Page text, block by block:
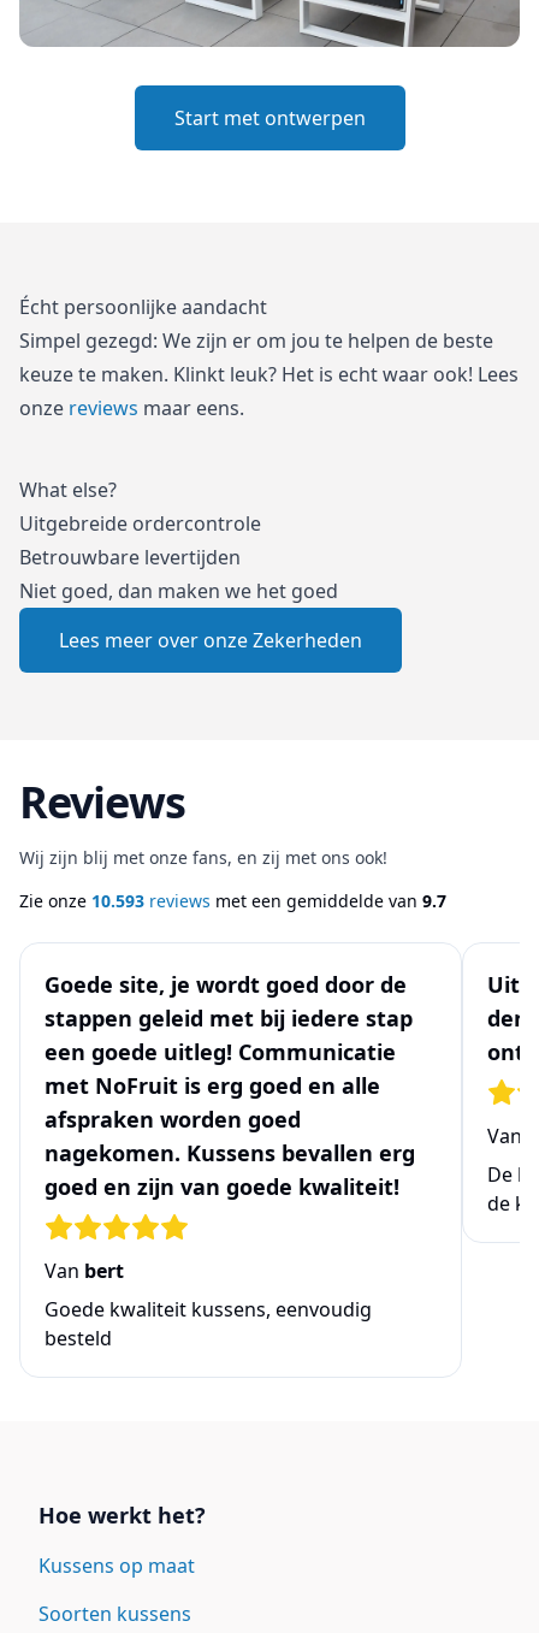
Start met ontwerpen
Écht persoonlijke aandacht
Simpel gezegd: We zijn er om jou te helpen de beste
keuze te maken. Klinkt leuk? Het is echt waar ook! Lees
onze reviews maar eens.
What else?
Uitgebreide ordercontrole
Betrouwbare levertijden
Niet goed, dan maken we het goed
Lees meer over onze Zekerheden
Reviews
Wij zijn blij met onze fans, en zij met ons ook!
Zie onze 10.593 reviews met een gemiddelde van 9.7
Goede site, je wordt goed door de
stappen geleid met bij iedere stap
een goede uitleg! Communicatie
met NoFruit is erg goed en alle
afspraken worden goed
nagekomen. Kussens bevallen erg
goed en zijn van goede kwaliteit!
Van bert
Goede kwaliteit kussens, eenvoudig
besteld
Van
De
de
Hoe werkt het?
Kussens op maat
Soorten kussens